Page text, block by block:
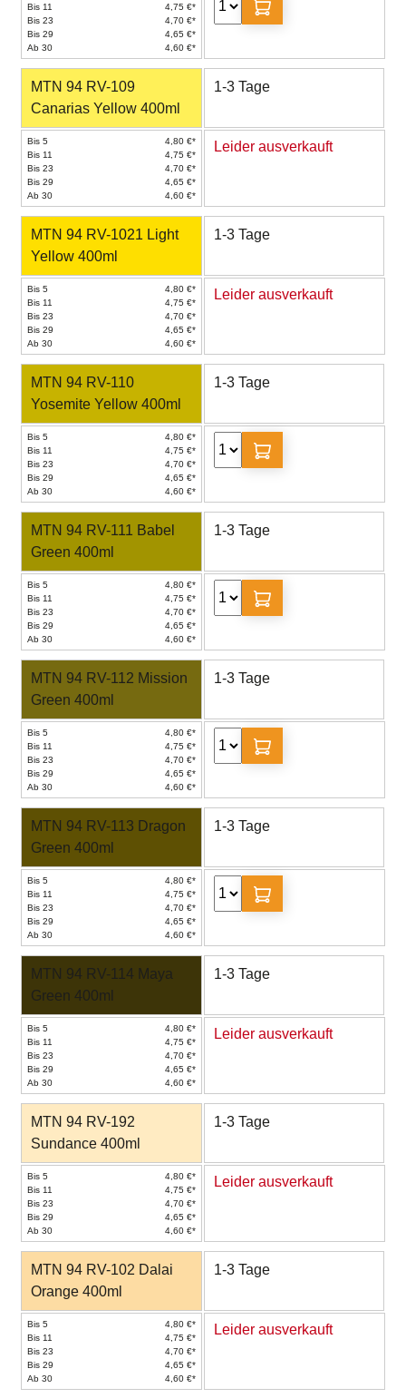
Bis 11
4,75 €*
Bis 23
4,70 €*
Bis 29
4,65 €*
Ab 30
4,60 €*
MTN 94 RV-109
Canarias Yellow 400ml
1-3 Tage
Bis 5
4,80 €*
Bis 11
4,75 €*
Bis 23
4,70 €*
Bis 29
4,65 €*
Ab 30
4,60 €*
Leider ausverkauft
MTN 94 RV-1021 Light
Yellow 400ml
1-3 Tage
Bis 5
4,80 €*
Bis 11
4,75 €*
Bis 23
4,70 €*
Bis 29
4,65 €*
Ab 30
4,60 €*
Leider ausverkauft
MTN 94 RV-110
Yosemite Yellow 400ml
1-3 Tage
Bis 5
4,80 €*
Bis 11
4,75 €*
Bis 23
4,70 €*
Bis 29
4,65 €*
Ab 30
4,60 €*
MTN 94 RV-111 Babel
Green 400ml
1-3 Tage
Bis 5
4,80 €*
Bis 11
4,75 €*
Bis 23
4,70 €*
Bis 29
4,65 €*
Ab 30
4,60 €*
MTN 94 RV-112 Mission
Green 400ml
1-3 Tage
Bis 5
4,80 €*
Bis 11
4,75 €*
Bis 23
4,70 €*
Bis 29
4,65 €*
Ab 30
4,60 €*
MTN 94 RV-113 Dragon
Green 400ml
1-3 Tage
Bis 5
4,80 €*
Bis 11
4,75 €*
Bis 23
4,70 €*
Bis 29
4,65 €*
Ab 30
4,60 €*
MTN 94 RV-114 Maya
Green 400ml
1-3 Tage
Bis 5
4,80 €*
Bis 11
4,75 €*
Bis 23
4,70 €*
Bis 29
4,65 €*
Ab 30
4,60 €*
Leider ausverkauft
MTN 94 RV-192
Sundance 400ml
1-3 Tage
Bis 5
4,80 €*
Bis 11
4,75 €*
Bis 23
4,70 €*
Bis 29
4,65 €*
Ab 30
4,60 €*
Leider ausverkauft
MTN 94 RV-102 Dalai
Orange 400ml
1-3 Tage
Bis 5
4,80 €*
Bis 11
4,75 €*
Bis 23
4,70 €*
Bis 29
4,65 €*
Ab 30
4,60 €*
Leider ausverkauft